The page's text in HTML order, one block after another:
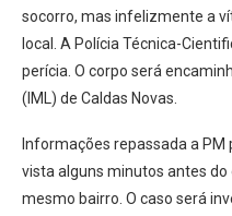
socorro, mas infelizmente a
local. A Polícia Técnica-
perícia. O corpo será
(IML) de Caldas Novas.
Informações repassada a
vista alguns minutos antes
mesmo bairro. O caso será